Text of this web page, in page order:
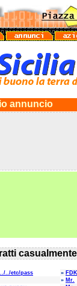
annuncio
../etc/pass »
» Mr.